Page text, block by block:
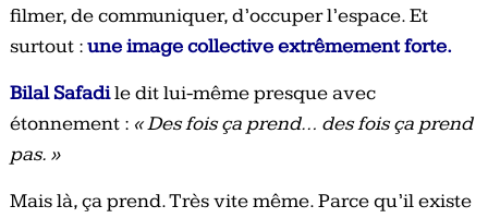
filmer, de communiquer, d’occuper l’espace. Et
surtout :une image collective extrêmement forte.
Bilal Safadile dit lui-même presque avec
étonnement : « Des fois ça prend… des fois ça prend
pas. »
Mais là, ça prend. Très vite même. Parce qu’il existe